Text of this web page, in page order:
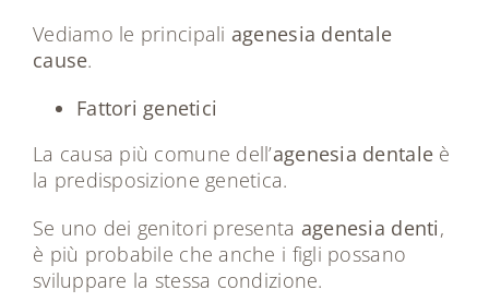
Vediamo le principali agenesia dentale
cause.
Fattori genetici
La causa più comune dell’agenesia dentale è
la predisposizione genetica.
Se uno dei genitori presenta agenesia denti,
è più probabile che anche i figli possano
sviluppare la stessa condizione.